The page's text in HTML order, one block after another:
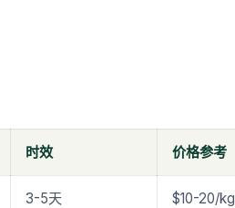
时效 价格参考
3-5天 $10-20/kg